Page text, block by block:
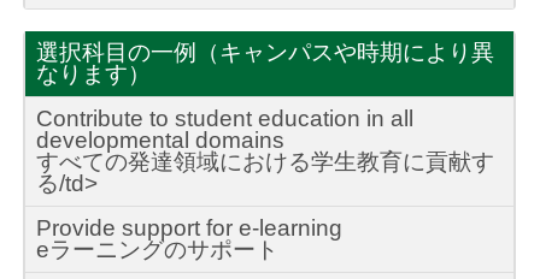
選択科目の一例（キャンパスや時期により異
なります）
Contribute to student education in all
developmental domains
すべての発達領域における学生教育に貢献す
る/td>
Provide support for e-learning
eラーニングのサポート